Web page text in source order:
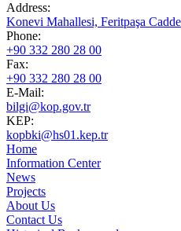
Address:
Konevi Mahallesi, Feritpaşa
Phone:
+90 332 280 28 00
Fax:
+90 332 280 28 00
E-Mail:
bilgi@kop.gov.tr
KEP:
kopbki@hs01.kep.tr
Home
Information Center
News
Projects
About Us
Contact Us